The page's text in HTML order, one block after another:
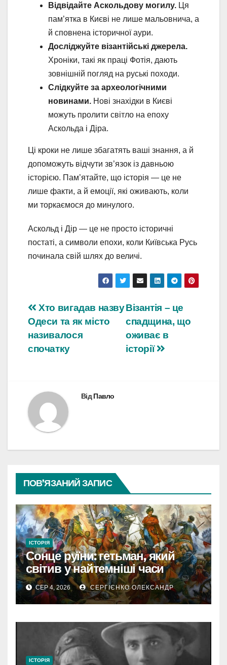
Відвідайте Аскольдову могилу. Ця
пам’ятка в Києві не лише мальовнича, а
й сповнена історичної аури.
Досліджуйте візантійські джерела.
Хроніки, такі як праці Фотія, дають
зовнішній погляд на руські походи.
Слідкуйте за археологічними
новинами. Нові знахідки в Києві
можуть пролити світло на епоху
Аскольда і Діра.
Ці кроки не лише збагатять ваші знання, а й
допоможуть відчути зв’язок із давньою
історією. Пам’ятайте, що історія — це не
лише факти, а й емоції, які оживають, коли
ми торкаємося до минулого.
Аскольд і Дір — це не просто історичні
постаті, а символи епохи, коли Київська Русь
починала свій шлях до величі.
Навігація
записів
Візантія – це
спадщина, що
оживає в
історії
Хто вигадав назву
Одеси та як місто
називалося
спочатку
ВідПавло
ПОВ’ЯЗАНИЙ ЗАПИС
ІСТОРІЯ
Сонце руїни: гетьман, який
світив у найтемніші часи
України
СЕР 4, 2026 СЕРГІЄНКО ОЛЕКСАНДР
ІСТОРІЯ